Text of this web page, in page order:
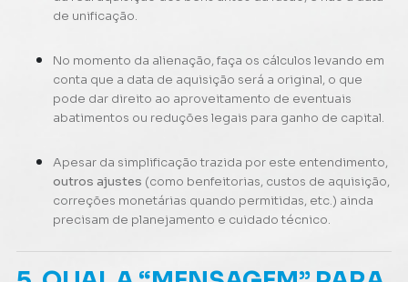
de unificação.
No momento da alienação, faça os cálculos levando em
conta que a data de aquisição será a original, o que
pode dar direito ao aproveitamento de eventuais
abatimentos ou reduções legais para ganho de capital.
Apesar da simplificação trazida por este entendimento,
outros ajustes (como benfeitorias, custos de aquisição,
correções monetárias quando permitidas, etc.) ainda
precisam de planejamento e cuidado técnico.